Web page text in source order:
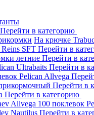
Перейти в категорию
На крючке
Reins SFT Перейти в
летние Перейти в
Ultrabaits Перейти в
Pelican Allvega
Перейти в
Перейти в категорию
Allvega 100 поклевок
Nautilus Перейти в